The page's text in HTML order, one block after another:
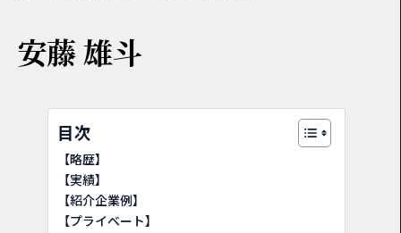
安藤 雄斗
目次
【略歴】
【実績】
【紹介企業例】
【プライベート】